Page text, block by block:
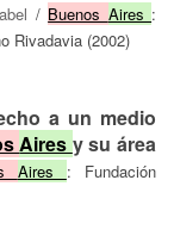
/ Buenos Aires :
Rivadavia (2002)
a un medio
Aires y su área
Aires : Fundación